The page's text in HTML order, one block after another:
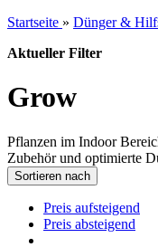
Startseite » Dünger &
Aktueller Filter
Grow
Pflanzen im Indoor
Zubehör und optimierte
Sortieren nach
Preis aufsteigend
Preis absteigend